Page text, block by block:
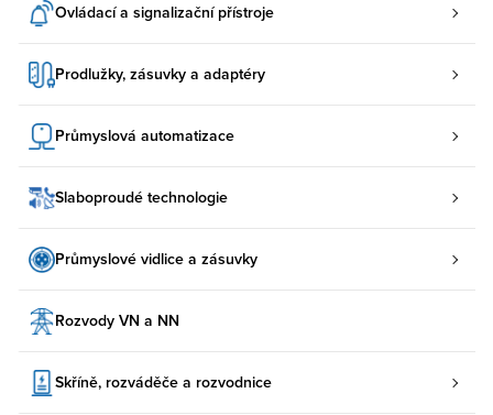
Ovládací a signalizační přístroje
Prodlužky, zásuvky a adaptéry
Průmyslová automatizace
Slaboproudé technologie
Průmyslové vidlice a zásuvky
Rozvody VN a NN
Skříně, rozváděče a rozvodnice